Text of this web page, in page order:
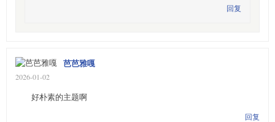
回复
芭芭雅嘎
2026-01-02
好朴素的主题啊
回复